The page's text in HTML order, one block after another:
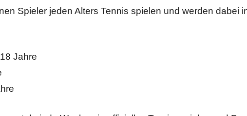
Spieler jeden Alters Tennis spielen und werden dabei
Jahre